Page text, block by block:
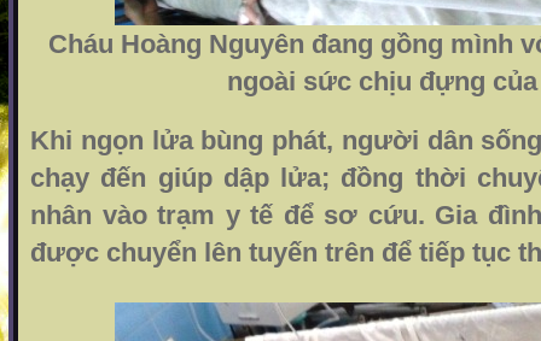
Cháu Hoàng Nguyên đang gồng mình
ngoài sức chịu đựng
Khi ngọn lửa bùng phát, người dân
chạy đến giúp dập lửa; đồng thời
nhân vào trạm y tế để sơ cứu. Gia
được chuyển lên tuyến trên để tiếp tục